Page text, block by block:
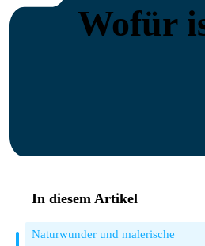
Wofür
In diesem Artikel
Naturwunder und malerische